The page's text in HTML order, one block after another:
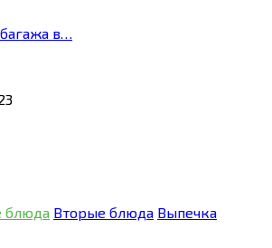
в…
блюда Вторые блюда Выпечка